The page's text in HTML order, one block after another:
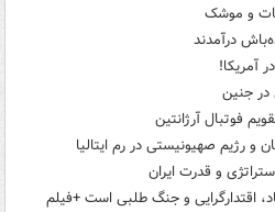
و موشک
درآمدند
آمریکا!
در جنین
فوتبال آرژانتین
و رژیم صهیونیستی در رم ایتالیا
و قدرت ایران
اقتدارگرایی و جنگ طلبی است +فیلم